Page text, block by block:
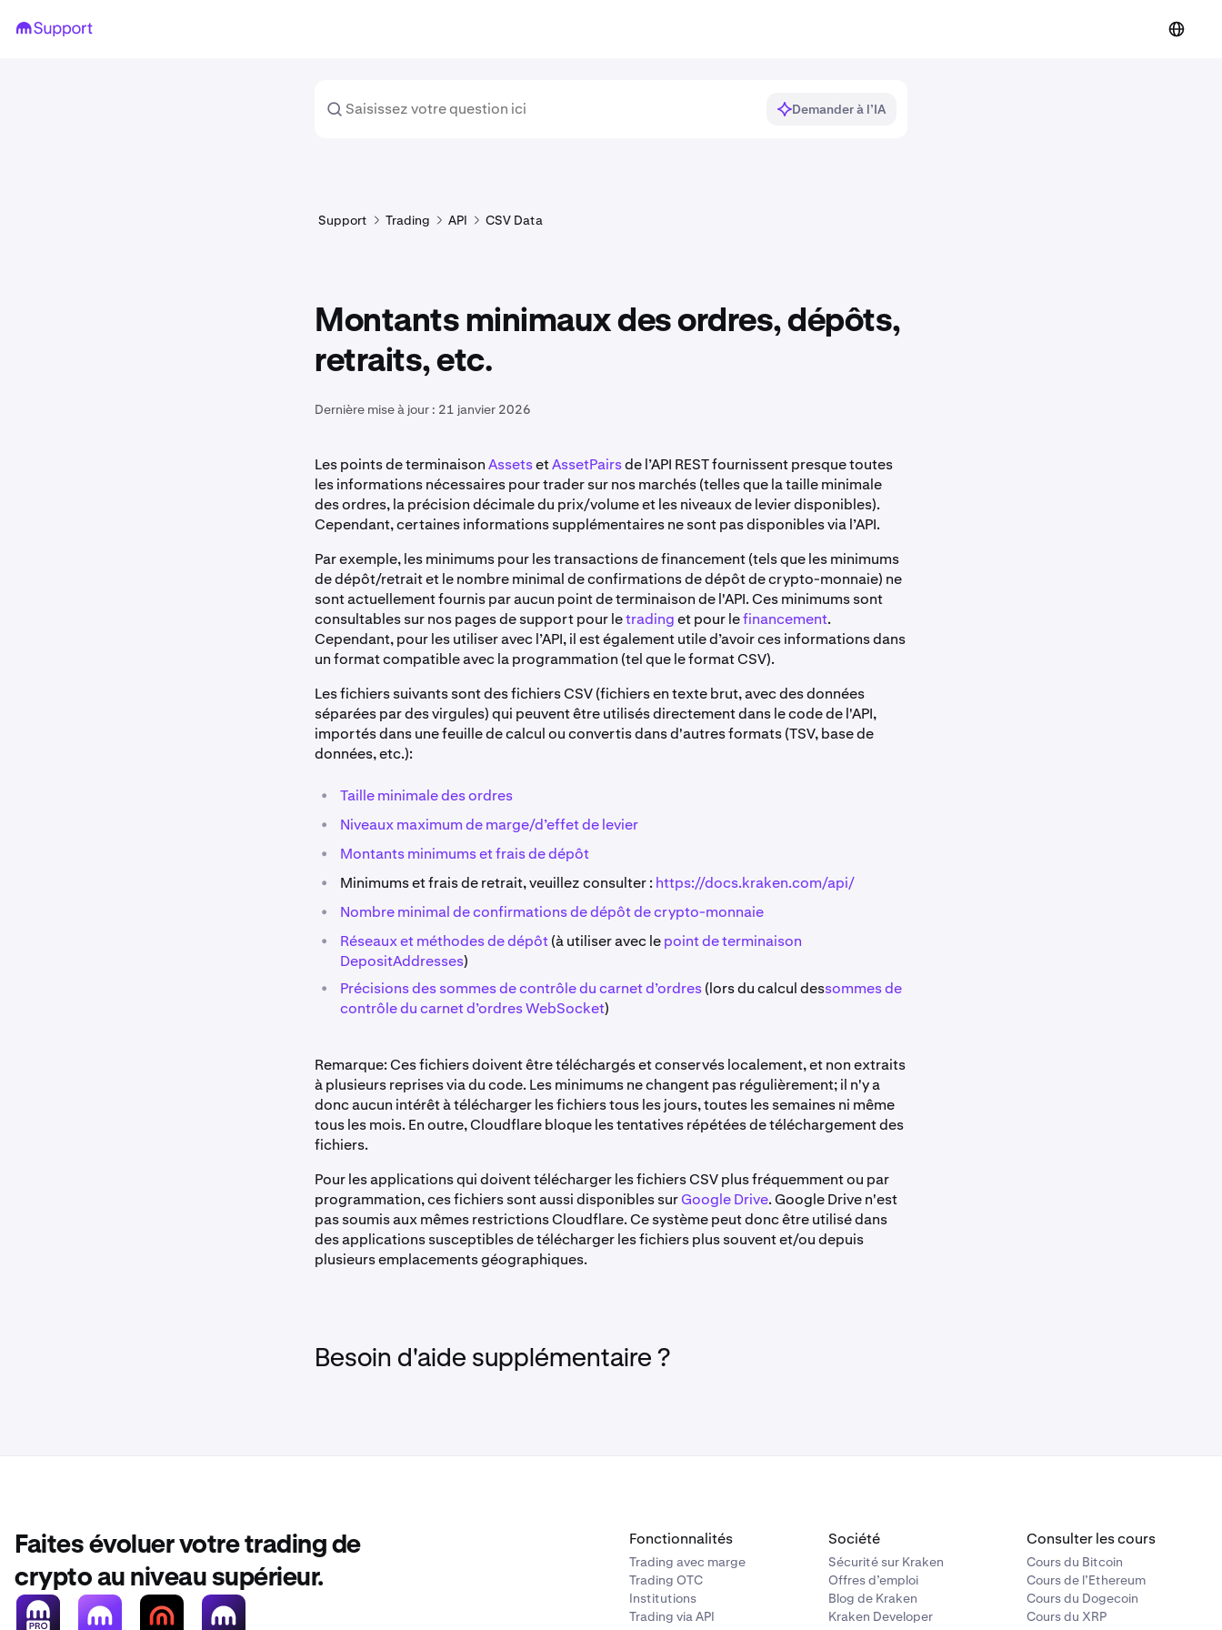
Demander à l’IA
Support Trading API CSV Data
Montants minimaux des ordres, dépôts,
retraits, etc.
Dernière mise à jour : 21 janvier 2026
Les points de terminaisonAssetsetAssetPairsde l’API REST fournissent presque toutes
les informations nécessaires pour trader sur nos marchés (telles que la taille minimale
des ordres, la précision décimale du prix/volume et les niveaux de levier disponibles).
Cependant, certaines informations supplémentaires ne sont pas disponibles via l’API.
Par exemple, les minimums pour les transactions de financement (tels que les minimums
de dépôt/retrait et le nombre minimal de confirmations de dépôt de crypto-monnaie) ne
sont actuellement fournis par aucun point de terminaison de l'API. Ces minimums sont
consultables sur nos pages de support pour letradinget pour lefinancement.
Cependant, pour les utiliser avec l’API, il est également utile d’avoir ces informations dans
un format compatible avec la programmation (tel que le format CSV).
Les fichiers suivants sont des fichiers CSV (fichiers en texte brut, avec des données
séparées par des virgules) qui peuvent être utilisés directement dans le code de l'API,
importés dans une feuille de calcul ou convertis dans d'autres formats (TSV, base de
données, etc.):
• Taille minimale des ordres
• Niveaux maximum de marge/d’effet de levier
• Montants minimums et frais de dépôt
• Minimums et frais de retrait, veuillez consulter : https://docs.kraken.com/api/
• Nombre minimal de confirmations de dépôt de crypto-monnaie
• Réseaux et méthodes de dépôt(à utiliser avec lepoint de terminaison
DepositAddresses)
• Précisions des sommes de contrôle du carnet d’ordres(lors du calcul dessommes de
contrôle du carnet d’ordres WebSocket)
Remarque: Ces fichiers doivent être téléchargés et conservés localement, et non extraits
à plusieurs reprises via du code. Les minimums ne changent pas régulièrement; il n'y a
donc aucun intérêt à télécharger les fichiers tous les jours, toutes les semaines ni même
tous les mois. En outre, Cloudflare bloque les tentatives répétées de téléchargement des
fichiers.
Pour les applications qui doivent télécharger les fichiers CSV plus fréquemment ou par
programmation, ces fichiers sont aussi disponibles surGoogle Drive. Google Drive n'est
pas soumis aux mêmes restrictions Cloudflare. Ce système peut donc être utilisé dans
des applications susceptibles de télécharger les fichiers plus souvent et/ou depuis
plusieurs emplacements géographiques.
Besoin d'aide supplémentaire ?
Faites évoluer votre trading de
crypto au niveau supérieur.
Fonctionnalités
Trading avec marge
Trading OTC
Institutions
Trading via API
Société
Sécurité sur Kraken
Offres d’emploi
Blog de Kraken
Kraken Developer
Consulter les cours
Cours du Bitcoin
Cours de l’Ethereum
Cours du Dogecoin
Cours du XRP